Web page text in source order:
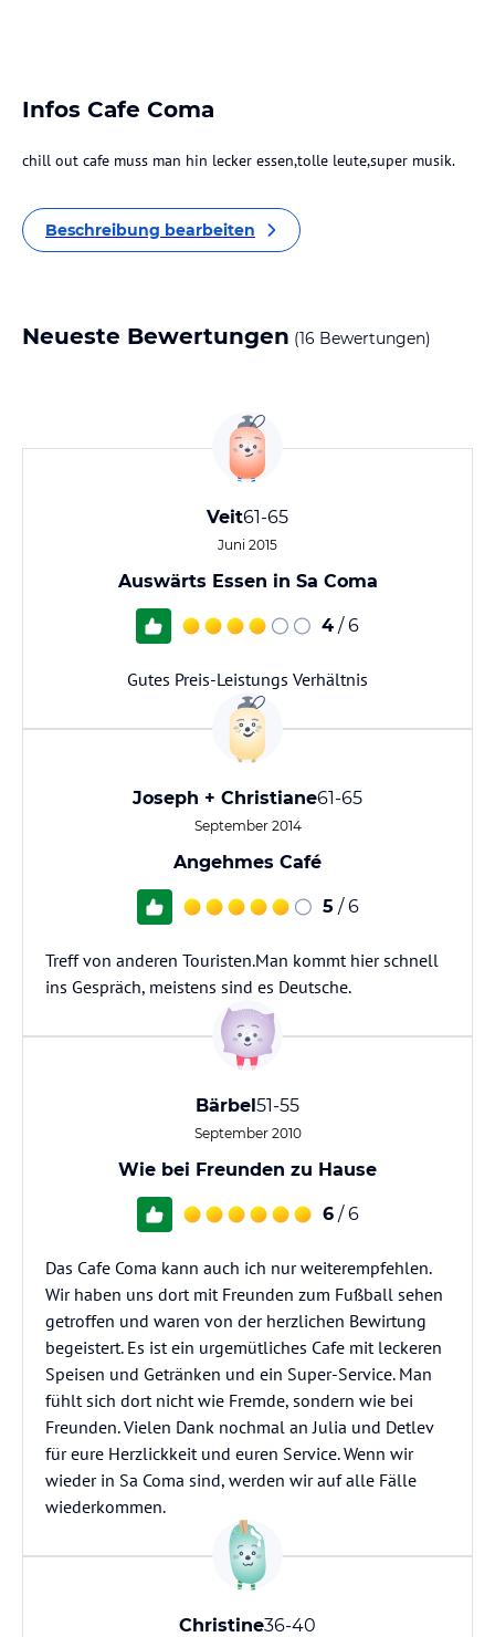
Infos Cafe Coma
chill out cafe muss man hin lecker essen,tolle leute,super musik.
Beschreibung bearbeiten
Neueste Bewertungen (16 Bewertungen)
Veit61-65
Juni 2015
Auswärts Essen in Sa Coma
4 / 6
Gutes Preis-Leistungs Verhältnis
Joseph + Christiane61-65
September 2014
Angehmes Café
5 / 6
Treff von anderen Touristen.Man kommt hier schnell
ins Gespräch, meistens sind es Deutsche.
Bärbel51-55
September 2010
Wie bei Freunden zu Hause
6 / 6
Das Cafe Coma kann auch ich nur weiterempfehlen.
Wir haben uns dort mit Freunden zum Fußball sehen
getroffen und waren von der herzlichen Bewirtung
begeistert. Es ist ein urgemütliches Cafe mit leckeren
Speisen und Getränken und ein Super-Service. Man
fühlt sich dort nicht wie Fremde, sondern wie bei
Freunden. Vielen Dank nochmal an Julia und Detlev
für eure Herzlickkeit und euren Service. Wenn wir
wieder in Sa Coma sind, werden wir auf alle Fälle
wiederkommen.
Christine36-40